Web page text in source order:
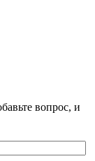
вопрос, и